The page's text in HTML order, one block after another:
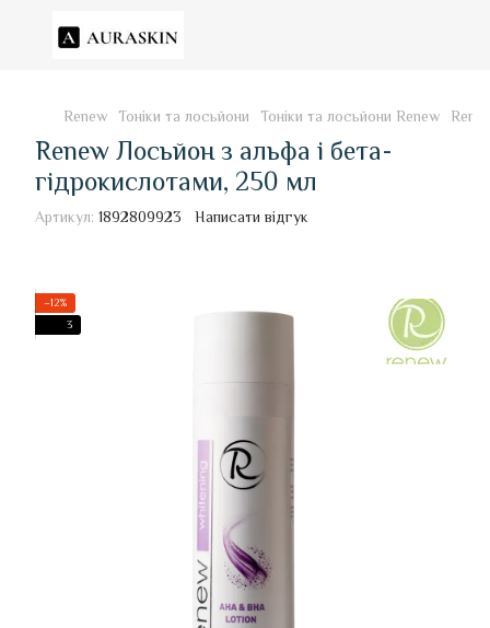
Renew Тоніки та лосьйони Тоніки та лосьйони Renew
Renew Лосьйон з альфа і бета-
гідрокислотами, 250 мл
Артикул: 1892809923 Написати відгук
−12%
3